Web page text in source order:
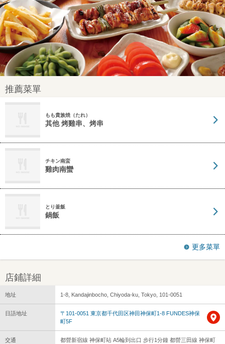
推薦菜單
もも貴族焼（たれ）
其他 烤雞串、烤串
チキン南蛮
雞肉南蠻
とり釜飯
鍋飯
更多菜單
店鋪詳細
地址 1-8, Kandajinbocho, Chiyoda-ku, Tokyo, 101-0051
日語地址
〒101-0051 東京都千代田区神田神保町1-8 FUNDES神保
町5F
交通
都營新宿線 神保町站 A5輪到出口 步行1分鐘 都營三田線 神保町